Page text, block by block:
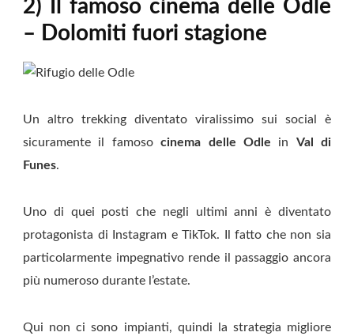
2) Il famoso cinema delle Odle
– Dolomiti fuori stagione
Un altro trekking diventato viralissimo sui social è
sicuramente il famosocinema delle Odle in Val di
Funes.
Uno di quei posti che negli ultimi anni è diventato
protagonista di Instagram e TikTok. Il fatto che non sia
particolarmente impegnativo rende il passaggio ancora
più numeroso durante l’estate.
Qui non ci sono impianti, quindi la strategia migliore